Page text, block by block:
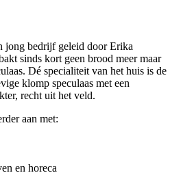
jong bedrijf geleid door Erika
sinds kort geen brood meer maar
Dé specialiteit van het huis is de
klomp speculaas met een
recht uit het veld.
aan met:
en horeca